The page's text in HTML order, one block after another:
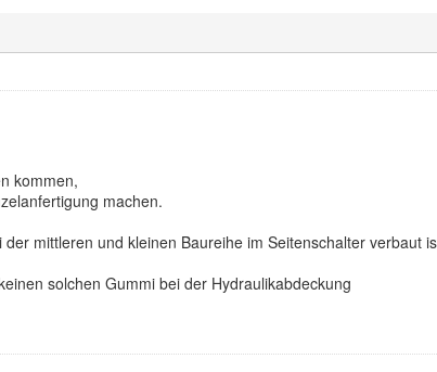
kommen,
machen.
mittleren und kleinen Baureihe im Seitenschalter verbaut
solchen Gummi bei der Hydraulikabdeckung